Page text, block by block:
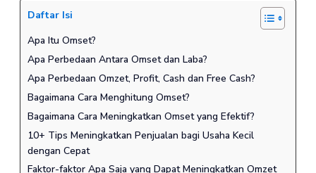
Daftar Isi
Apa Itu Omset?
Apa Perbedaan Antara Omset dan Laba?
Apa Perbedaan Omzet, Profit, Cash dan Free Cash?
Bagaimana Cara Menghitung Omset?
Bagaimana Cara Meningkatkan Omset yang Efektif?
10+ Tips Meningkatkan Penjualan bagi Usaha Kecil
dengan Cepat
Faktor-faktor Apa Saja yang Dapat Meningkatkan Omzet